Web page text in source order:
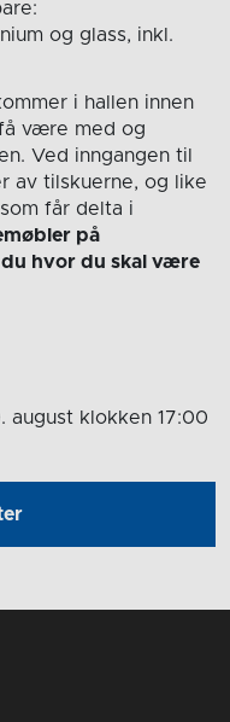
og glass, inkl.
i hallen innen
være med og
Ved inngangen til
av tilskuerne, og like
får delta i
på
hvor du skal være
august klokken 17:00